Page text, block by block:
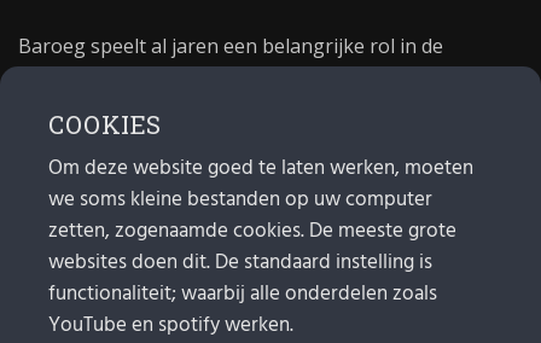
Baroeg speelt al jaren een belangrijke rol in de
poppodium 40 jaar.
MAIL
Algemeen: info@baroeg.nl
Bands & boeking: leon@baroeg.nl
Promotie & publiciteit: francis@baroeg.nl
COOKIES
Om deze website goed te laten werken, moeten
we soms kleine bestanden op uw computer
zetten, zogenaamde cookies. De meeste grote
websites doen dit. De standaard instelling is
functionaliteit; waarbij alle onderdelen zoals
YouTube en spotify werken.